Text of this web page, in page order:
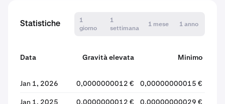
Statistiche
1
giorno
1
settimana
1 mese 1 anno
Data Gravità elevata Minimo
Jan 1, 2026 0,0000000012 € 0,00000000015 €
Jan 1, 2025 0,0000000012 € 0,00000000029 €